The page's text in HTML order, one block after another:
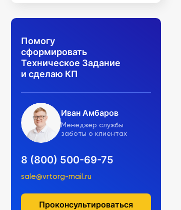
Помогу
сформировать
Техническое Задание
и сделаю КП
Иван Амбаров
Менеджер службы
заботы о клиентах
8 (800) 500-69-75
sale@vrtorg-mail.ru
Проконсультироваться